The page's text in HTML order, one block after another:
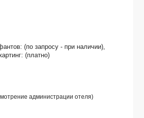
HOTEL 4*
FUTIAN CENTER (智选假日酒店(福田中心店))
饭店） 4*
SHIHU UNIVERSITY TOWN 4*
(по запросу - при наличии),
(платно)
администрации отеля)